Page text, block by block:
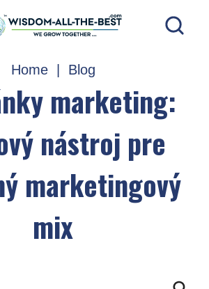
Home| Blog
marketing:
nástroj pre
marketingový
mix